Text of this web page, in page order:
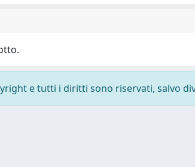
e tutti i diritti sono riservati, salvo